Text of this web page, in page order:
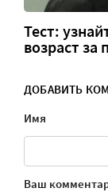
Тест:
возраст за
ДОБАВИТЬ
Имя
Ваш